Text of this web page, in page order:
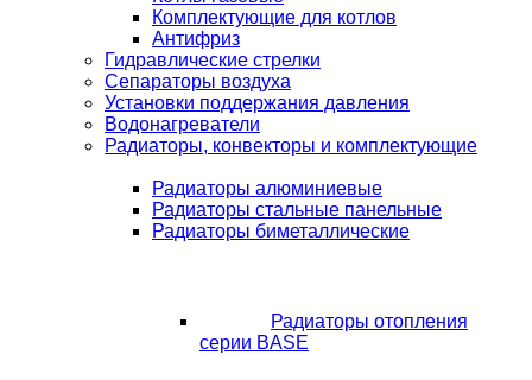
Комплектующие для котлов
Антифриз
Гидравлические стрелки
Сепараторы воздуха
Установки поддержания давления
Водонагреватели
Радиаторы, конвекторы и комплектующие
Радиаторы алюминиевые
Радиаторы стальные панельные
Радиаторы биметаллические
Радиаторы отопления
серии BASE